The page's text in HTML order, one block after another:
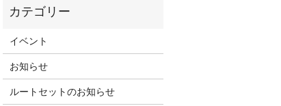
イベント
お知らせ
ルートセットのお知らせ